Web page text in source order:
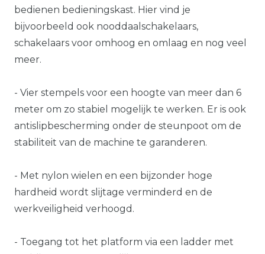
bedienen bedieningskast. Hier vind je
bijvoorbeeld ook nooddaalschakelaars,
schakelaars voor omhoog en omlaag en nog veel
meer.
- Vier stempels voor een hoogte van meer dan 6
meter om zo stabiel mogelijk te werken. Er is ook
antislipbescherming onder de steunpoot om de
stabiliteit van de machine te garanderen.
- Met nylon wielen en een bijzonder hoge
hardheid wordt slijtage verminderd en de
werkveiligheid verhoogd.
- Toegang tot het platform via een ladder met